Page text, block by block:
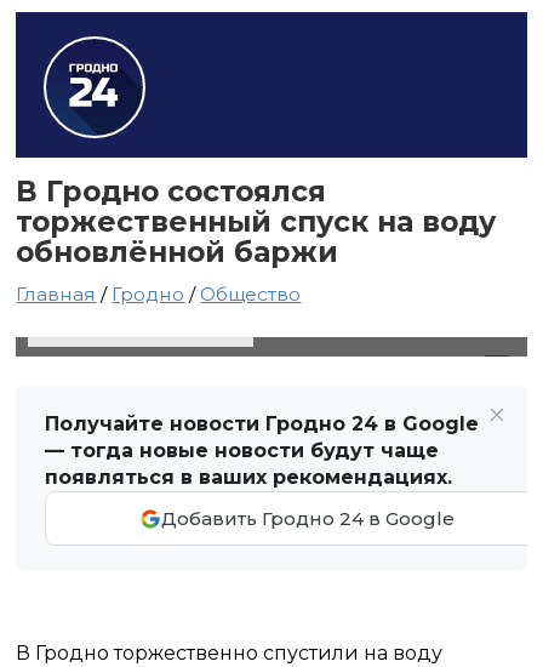
В Гродно состоялся
торжественный спуск на воду
обновлённой баржи
Главная / Гродно /Общество
Получайте новости Гродно 24 в Google
— тогда новые новости будут чаще
появляться в ваших рекомендациях.
Добавить Гродно 24 в Google
В Гродно торжественно спустили на воду